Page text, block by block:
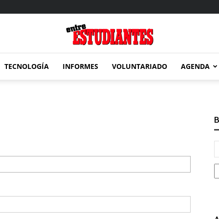
TECNOLOGÍA INFORMES VOLUNTARIADO AGENDA